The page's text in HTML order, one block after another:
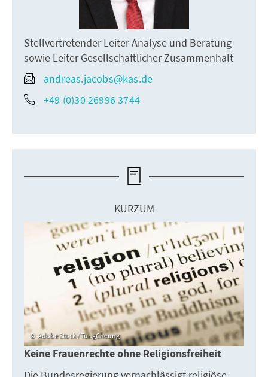
Stellvertretender Leiter Analyse und Beratung
sowie Leiter Gesellschaftlicher Zusammenhalt
andreas.jacobs@kas.de
+49 (0)30 26996 3744
KURZUM
Adobe Stock / TungCheung
Keine Frauenrechte ohne Religionsfreiheit